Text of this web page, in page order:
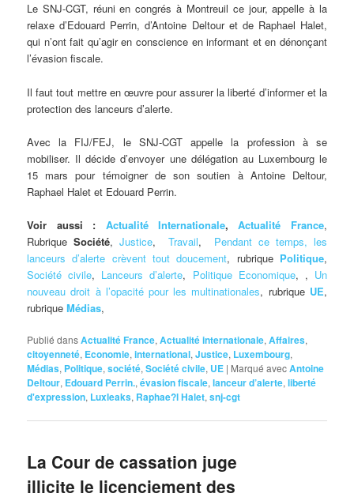
Le SNJ-CGT, réuni en congrés à Montreuil ce jour, appelle à la
relaxe d’Edouard Perrin, d’Antoine Deltour et de Raphael Halet,
qui n’ont fait qu’agir en conscience en informant et en dénonçant
l’évasion fiscale.
Il faut tout mettre en œuvre pour assurer la liberté d’informer et la
protection des lanceurs d’alerte.
Avec la FIJ/FEJ, le SNJ-CGT appelle la profession à se
mobiliser. Il décide d’envoyer une délégation au Luxembourg le
15 mars pour témoigner de son soutien à Antoine Deltour,
Raphael Halet et Edouard Perrin.
Voir aussi : Actualité Internationale, Actualité France,
RubriqueSociété,Justice,Travail, Pendant ce temps, les
lanceurs d’alerte crèvent tout doucement, rubrique Politique,
Société civile, Lanceurs d’alerte, Politique Economique, , Un
nouveau droit à l’opacité pour les multinationales, rubriqueUE,
rubriqueMédias,
Publié dansActualité France,Actualité internationale,Affaires,
citoyenneté, Economie,international,Justice, Luxembourg,
Médias, Politique,société,Société civile, UE | Marqué avecAntoine
Deltour, Edouard Perrin.,évasion fiscale,lanceur d’alerte,liberté
d'expression, Luxleaks, Raphae?l Halet,snj-cgt
La Cour de cassation juge
illicite le licenciement des